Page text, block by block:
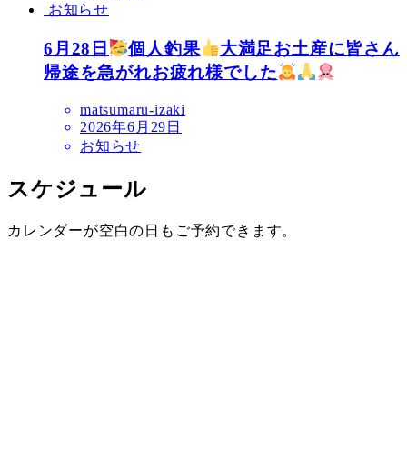
お知らせ
6月28日 個人釣果
大満足お土産に皆さん
帰途を急がれお疲れ様でした
matsumaru-izaki
2026年6月29日
お知らせ
スケジュール
カレンダーが空白の日もご予約できます。